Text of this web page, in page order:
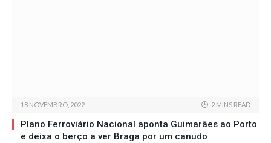
18 NOVEMBRO, 2022 2 MINS READ
Plano Ferroviário Nacional aponta Guimarães ao Porto
e deixa o berço a ver Braga por um canudo